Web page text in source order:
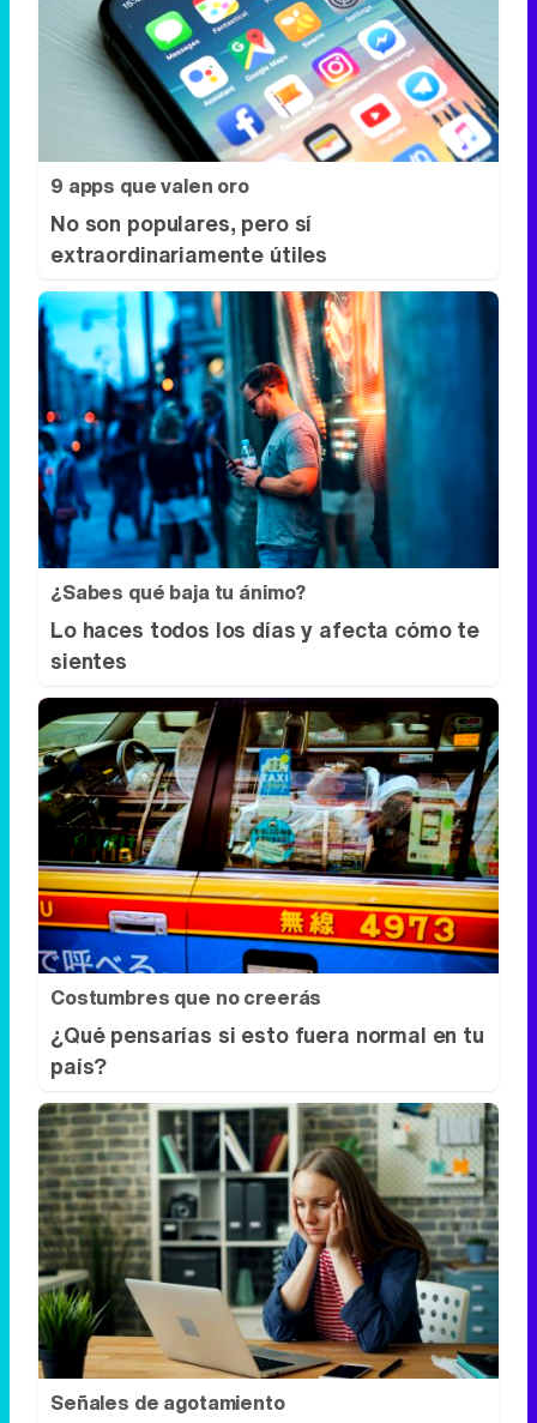
9 apps que valen oro
No son populares, pero sí
extraordinariamente útiles
¿Sabes qué baja tu ánimo?
Lo haces todos los días y afecta cómo te
sientes
Costumbres que no creerás
¿Qué pensarías si esto fuera normal en tu
país?
Señales de agotamiento